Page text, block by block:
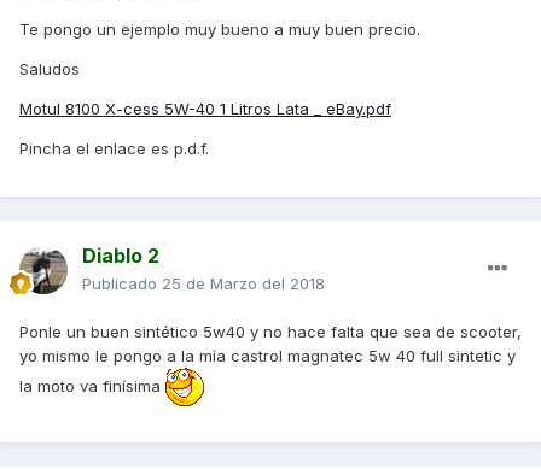
Te pongo un ejemplo muy bueno a muy buen precio.
Saludos
Motul 8100 X-cess 5W-40 1 Litros Lata _ eBay.pdf
Pincha el enlace es p.d.f.
Diablo 2
Publicado 25 de Marzo del 2018
Ponle un buen sintético 5w40 y no hace falta que sea de scooter,
yo mismo le pongo a la mía castrol magnatec 5w 40 full sintetic y
la moto va finísima